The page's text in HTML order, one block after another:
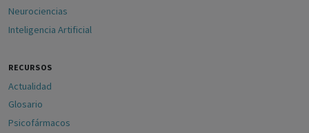
Neurociencias
Inteligencia Artificial
RECURSOS
Actualidad
Glosario
Psicofármacos